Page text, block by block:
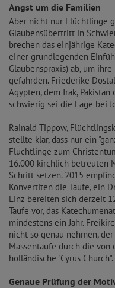
Angst um die Familien
Aber nicht nur Flüchtlinge
Glaubensübertritt in
brechen das einjährige
einer grundlegenden
Glaubenspraxis) ab, um
gefährden. Friederike
Ägypten, dem Irak,
schwierig sei die Lage bei
Rainald Tippow,
stellte klar, dass nur ein
Flüchtlinge zum
16.000 kirchlich betreuten
Schritt setzen. 2015
Konvertiten die Taufe, ein
Linz bereiten sich derzeit
Taufe vor, das
mindestens ein Jahr.
nicht so genau nehmen,
Massentaufe durch die
holländische "Cyrus Church".
Genaue Prüfung der